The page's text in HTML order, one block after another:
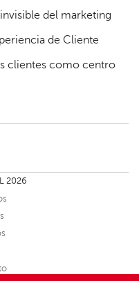
del marketing
de Cliente
clientes como centro
2026